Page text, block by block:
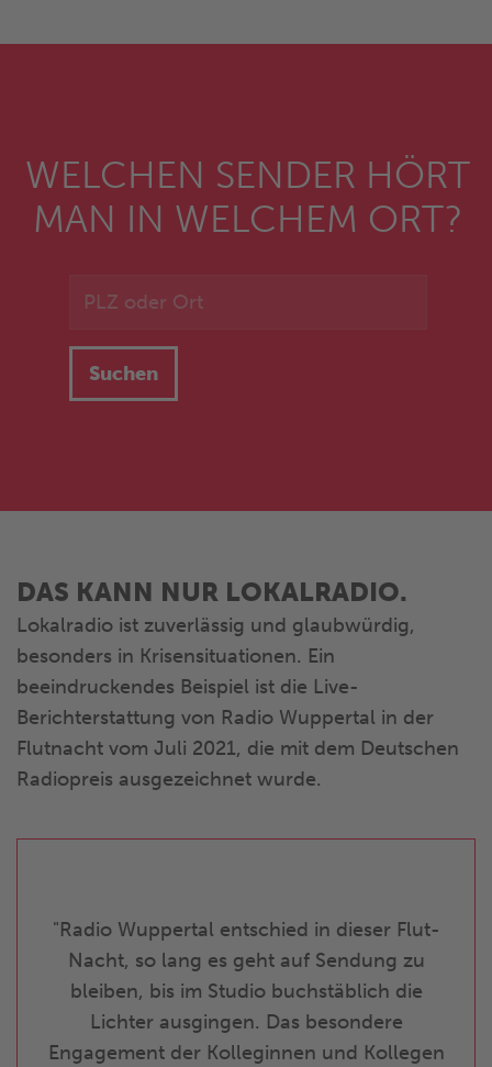
WELCHEN SENDER HÖRT
MAN IN WELCHEM ORT?
Suchen
DAS KANN NUR LOKALRADIO.
Lokalradio ist zuverlässig und glaubwürdig,
besonders in Krisensituationen. Ein
beeindruckendes Beispiel ist die Live-
Berichterstattung von Radio Wuppertal in der
Flutnacht vom Juli 2021, die mit dem Deutschen
Radiopreis ausgezeichnet wurde.
Radio Wuppertal entschied in dieser Flut-
Nacht, so lang es geht auf Sendung zu
bleiben, bis im Studio buchstäblich die
Lichter ausgingen. Das besondere
Engagement der Kolleginnen und Kollegen